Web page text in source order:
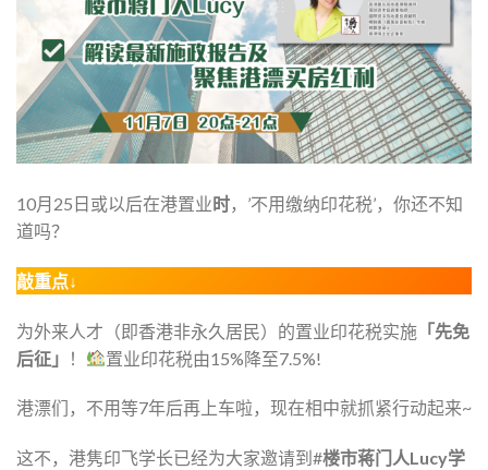
10月25日或以后在港置业时，’不用缴纳印花税’，你还不知
道吗？
敲重点↓
为外来人才（即香港非永久居民）的置业印花税实施 「先免
后征」
！ 置业印花税由15%降至7.5%!
港漂们，不用等7年后再上车啦，现在相中就抓紧行动起来~
这不，港隽印飞学长已经为大家邀请到#楼市蒋门人Lucy学